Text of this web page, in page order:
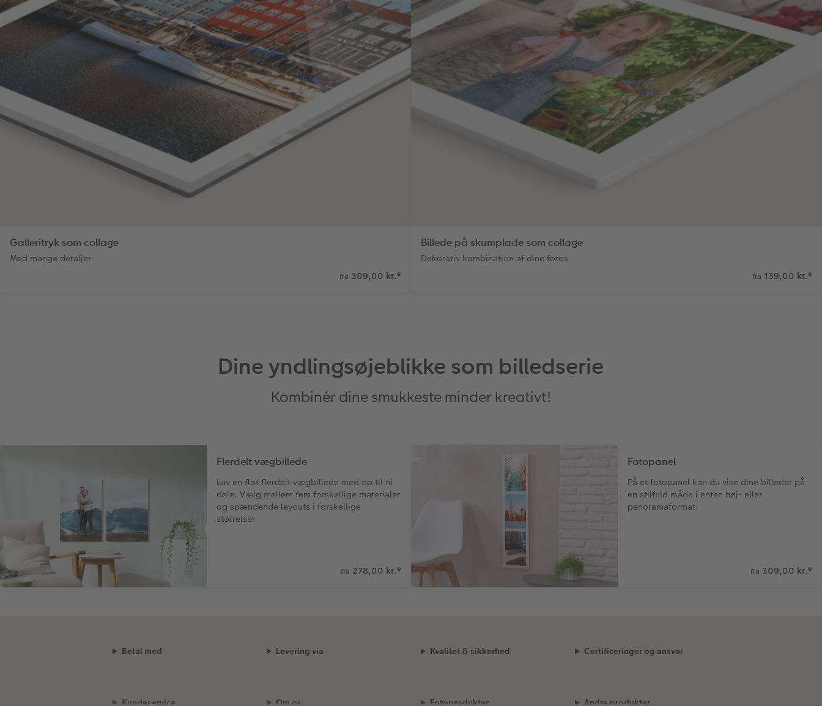
Galleritryk som collage
Med mange detaljer
fra 309,00 kr.*
Billede på skumplade som collage
Dekorativ kombination af dine fotos
fra 139,00 kr.*
Dine yndlingsøjeblikke som billedserie
Kombinér dine smukkeste minder kreativt!
Flerdelt vægbillede
Lav en flot flerdelt vægbillede med op til ni
dele. Vælg mellem fem forskellige materialer
og spændende layouts i forskellige
størrelser.
fra 278,00 kr.*
Fotopanel
På et fotopanel kan du vise dine billeder på
en stilfuld måde i enten høj- eller
panoramaformat.
fra 309,00 kr.*
Betal med Levering via Kvalitet & sikkerhed Certificeringer og ansvar
Kundeservice Om os Fotoprodukter Andre produkter